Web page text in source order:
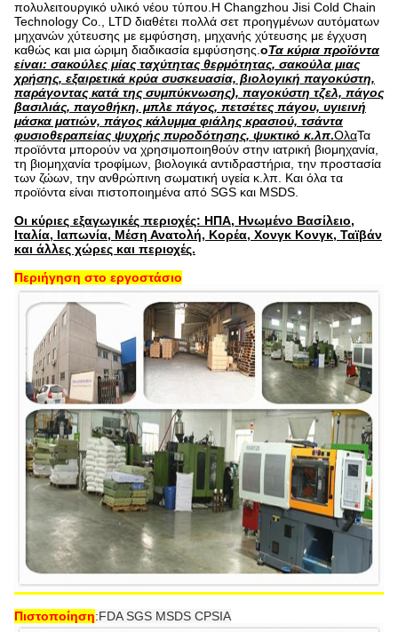
πολυλειτουργικό υλικό νέου τύπου.Η Changzhou Jisi Cold Chain
Technology Co., LTD διαθέτει πολλά σετ προηγμένων αυτόματων
μηχανών χύτευσης με εμφύσηση, μηχανής χύτευσης με έγχυση
καθώς και μια ώριμη διαδικασία εμφύσησης.οΤα κύρια προϊόντα
είναι: σακούλες μίας ταχύτητας θερμότητας, σακούλα μιας
χρήσης, εξαιρετικά κρύα συσκευασία, βιολογική παγοκύστη,
παράγοντας κατά της συμπύκνωσης), παγοκύστη τζελ, πάγος
βασιλιάς, παγοθήκη, μπλε πάγος, πετσέτες πάγου, υγιεινή
μάσκα ματιών, πάγος κάλυμμα φιάλης κρασιού, τσάντα
φυσιοθεραπείας ψυχρής πυροδότησης, ψυκτικό κ.λπ.ΟλαΤα
προϊόντα μπορούν να χρησιμοποιηθούν στην ιατρική βιομηχανία,
τη βιομηχανία τροφίμων, βιολογικά αντιδραστήρια, την προστασία
των ζώων, την ανθρώπινη σωματική υγεία κ.λπ. Και όλα τα
προϊόντα είναι πιστοποιημένα από SGS και MSDS.
Οι κύριες εξαγωγικές περιοχές: ΗΠΑ, Ηνωμένο Βασίλειο,
Ιταλία, Ιαπωνία, Μέση Ανατολή, Κορέα, Χονγκ Κονγκ, Ταϊβάν
και άλλες χώρες και περιοχές.
Περιήγηση στο εργοστάσιο
Πιστοποίηση:FDA SGS MSDS CPSIA